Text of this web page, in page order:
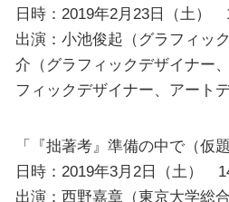
日時：2019年2月23日（土）
出演：小池俊起（グラフィッ
介（グラフィックデザイナー
フィックデザイナー、アート
「『拙著考』準備の中で（仮題
日時：2019年3月2日（土）
出演：西野嘉章（東京大学総